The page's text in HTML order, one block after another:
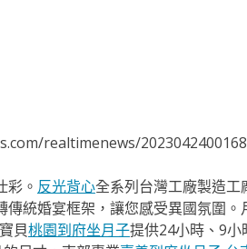
realtimenews/
彩。 反光背心全系列台灣工廠製造
傳統婚宴框架，讓您感受異國氛圍。
貝桃園到府坐月子提供24小時、9